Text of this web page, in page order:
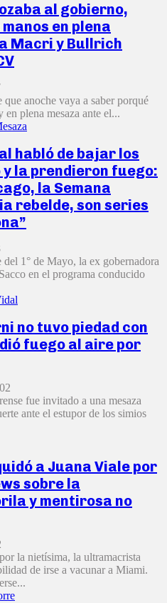
al gobierno,
en plena
Macri y Bullrich
anoche vaya a saber porqué
plena mesaza ante el...
habló de bajar los
la prendieron fuego:
la Semana
rebelde, son series
1° de Mayo, la ex gobernadora
en el programa conducido
no tuvo piedad con
fuego al aire por
fue invitado a una mesaza
ante el estupor de los simios
a Juana Viale por
sobre la
y mentirosa no
la nietísima, la ultramacrista
de irse a vacunar a Miami.